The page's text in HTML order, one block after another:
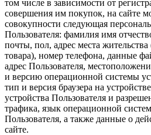
том числе в зависимости от
совершения им покупок, на сайте
совокупности следующая
Пользователя: фамилия имя
почты, пол, адрес места жительства
товара), номер телефона, данные
адрес Пользователя,
и версию операционной системы
тип и версия браузера на
устройства Пользователя и
трафика, язык операционной
Пользователя, а также данные о
сайте.